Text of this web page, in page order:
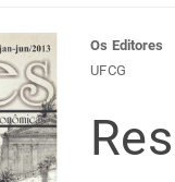
do
Os Editores
UFCG